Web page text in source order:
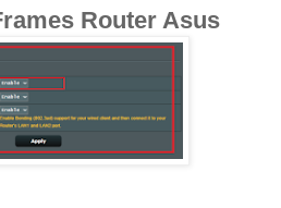
Router Asus